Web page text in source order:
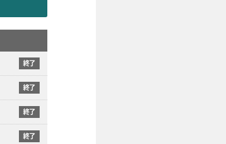
終了
終了
終了
終了